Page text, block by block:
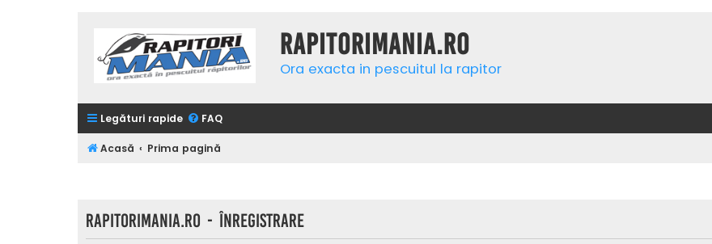
Rapitorimania.ro
Ora exacta in pescuitul la rapitor
Legături rapide FAQ
Acasă Prima pagină
Rapitorimania.ro - Înregistrare